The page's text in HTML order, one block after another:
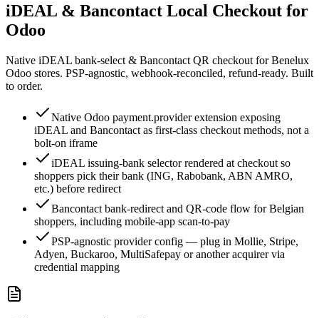
iDEAL & Bancontact Local Checkout for
Odoo
Native iDEAL bank-select & Bancontact QR checkout for Benelux
Odoo stores. PSP-agnostic, webhook-reconciled, refund-ready. Built
to order.
Native Odoo payment.provider extension exposing
iDEAL and Bancontact as first-class checkout methods, not a
bolt-on iframe
iDEAL issuing-bank selector rendered at checkout so
shoppers pick their bank (ING, Rabobank, ABN AMRO,
etc.) before redirect
Bancontact bank-redirect and QR-code flow for Belgian
shoppers, including mobile-app scan-to-pay
PSP-agnostic provider config — plug in Mollie, Stripe,
Adyen, Buckaroo, MultiSafepay or another acquirer via
credential mapping